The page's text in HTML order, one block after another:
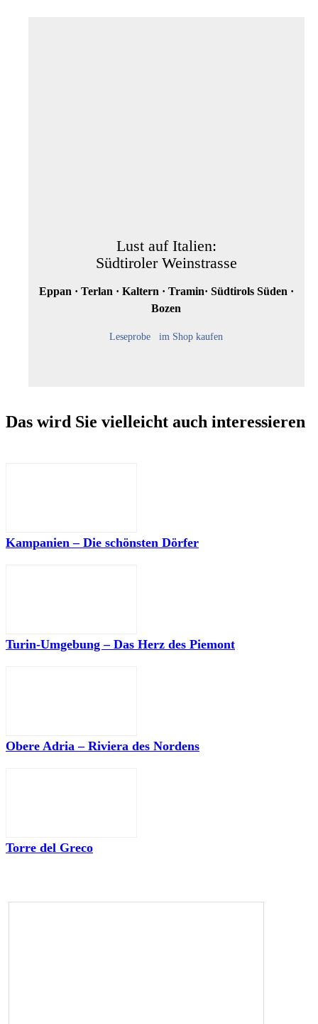
Lust auf Italien:
Südtiroler Weinstrasse
Eppan · Terlan · Kaltern · Tramin· Südtirols Süden ·
Bozen
Leseprobe im Shop kaufen
Das wird Sie vielleicht auch interessieren
Kampanien – Die schönsten Dörfer
Turin-Umgebung – Das Herz des Piemont
Obere Adria – Riviera des Nordens
Torre del Greco